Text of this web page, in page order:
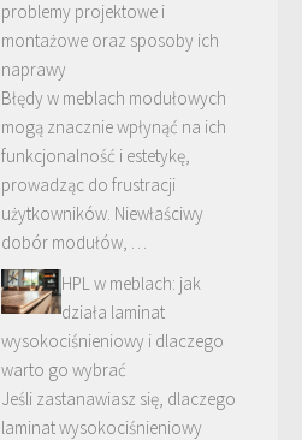
problemy projektowe i
montażowe oraz sposoby ich
naprawy
Błędy w meblach modułowych
mogą znacznie wpłynąć na ich
funkcjonalność i estetykę,
prowadząc do frustracji
użytkowników. Niewłaściwy
dobór modułów, …
HPL w meblach: jak
działa laminat
wysokociśnieniowy i dlaczego
warto go wybrać
Jeśli zastanawiasz się, dlaczego
laminat wysokociśnieniowy